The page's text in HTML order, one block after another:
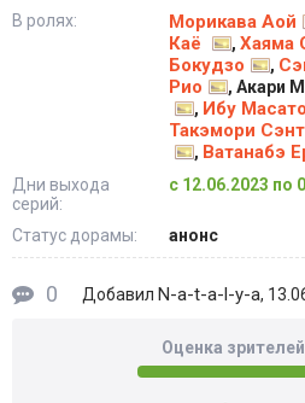
В ролях: Морикава Аой
Каё
, Хаяма
Бокудзо
,
Рио
, Акари
, Ибу Масато
Такэмори
, Ватанабэ
Дни выхода
серий:
с 12.06.2023 по
Статус дорамы: анонс
0 Добавил N-a-t-a-l-y-a,
Оценка